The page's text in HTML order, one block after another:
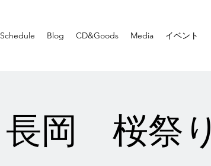
Schedule Blog CD&Goods Media イベント
長岡 桜祭り